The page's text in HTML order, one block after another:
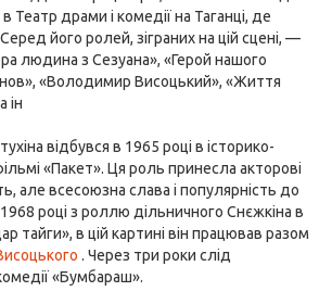
Театр драми і комедії на Таганці, де
його ролей, зіграних на цій сцені, —
людина з Сезуана», «Герой нашого
«Володимир Висоцький», «Життя
ін
відбувся в 1965 році в історико-
«Пакет». Ця роль принесла акторові
але всесоюзна слава і популярність до
році з роллю дільничного Снєжкіна в
тайги», в цій картині він працював разом
. Через три роки слід
«Бумбараш».